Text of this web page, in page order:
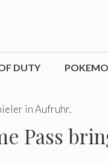
DUTY
in Aufruhr.
Pass